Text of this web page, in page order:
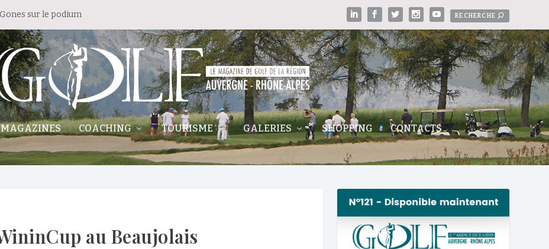
sur le podium
MAGAZINES COACHING TOURISME GALERIES SHOPPING CONTACTS
au Beaujolais